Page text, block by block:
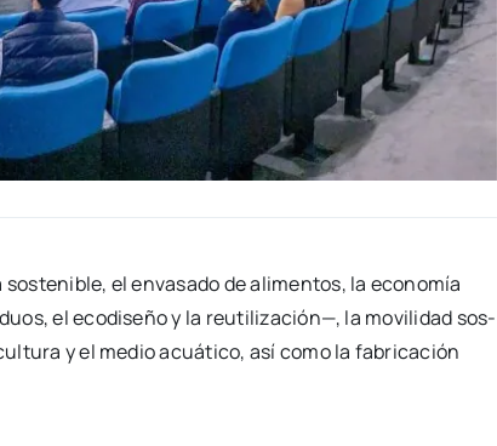
el enva­sa­do de ali­men­tos, la eco­no­mía
el eco­di­se­ño y la reuti­li­za­ción—, la movi­li­dad sos­
y el medio acuá­ti­co, así como la fabri­ca­ción